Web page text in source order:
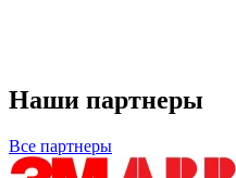
Наши партнеры
Все партнеры